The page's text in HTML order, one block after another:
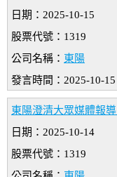
日期：2025-10-15
股票代號：1319
公司名稱： 東陽
發言時間：2025-10-15
東陽澄清大眾媒體報
日期：2025-10-14
股票代號：1319